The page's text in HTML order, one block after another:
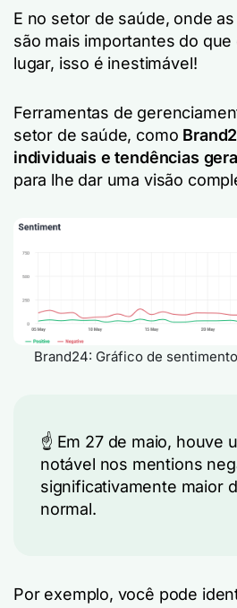
E no setor de saúde, onde
são mais importantes do
lugar, isso é inestimável!
Ferramentas de
setor de saúde, como
individuais e tendências
para lhe dar uma visão
Brand24: Gráfico de
☝️ Em 27 de maio, houve
notável nos mentions
significativamente maior
normal.
Por exemplo, você pode